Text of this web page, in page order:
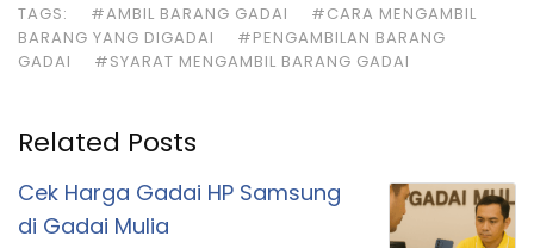
TAGS: #AMBIL BARANG GADAI
#CARA MENGAMBIL
BARANG YANG DIGADAI
#PENGAMBILAN BARANG
GADAI
#SYARAT MENGAMBIL BARANG GADAI
Related Posts
Cek Harga Gadai HP Samsung
di Gadai Mulia